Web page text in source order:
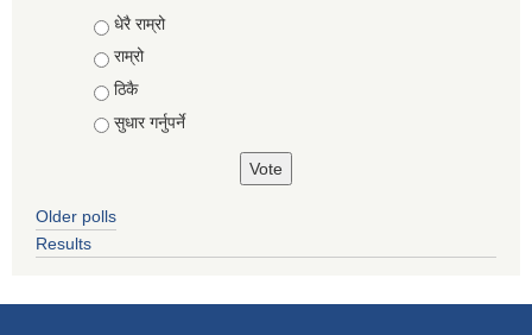
Choices
धेरै राम्रो
राम्रो
ठिकै
सुधार गर्नुपर्ने
Older polls
Results